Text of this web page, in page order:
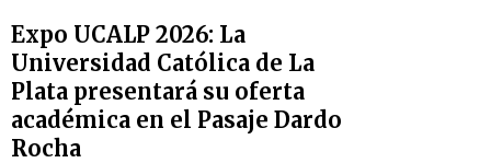
Expo UCALP 2026: La
Universidad Católica de La
Plata presentará su oferta
académica en el Pasaje Dardo
Rocha